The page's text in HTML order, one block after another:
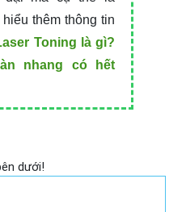
thêm thông tin
Toning là gì?
nhang có hết
dưới!